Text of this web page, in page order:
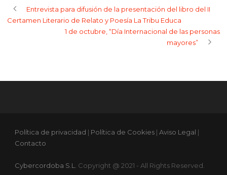
Entrevista para difusión de la presentación del libro del II
Certamen Literario de Relato y Poesía La Tribu Educa
1 de octubre, “Día Internacional de las personas
mayores”
Política de privacidad | Política de Cookies | Aviso Legal |
Contacto
Cybercordoba S.L. Copyright @ 2021 - All Rights Reserved.